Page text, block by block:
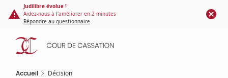
Panneau de gestion des cookies
contenu
principal
Judilibre évolue !
Aidez-nous à l'améliorer en 2 minutes
Répondre au questionnaire
Accueil Décision